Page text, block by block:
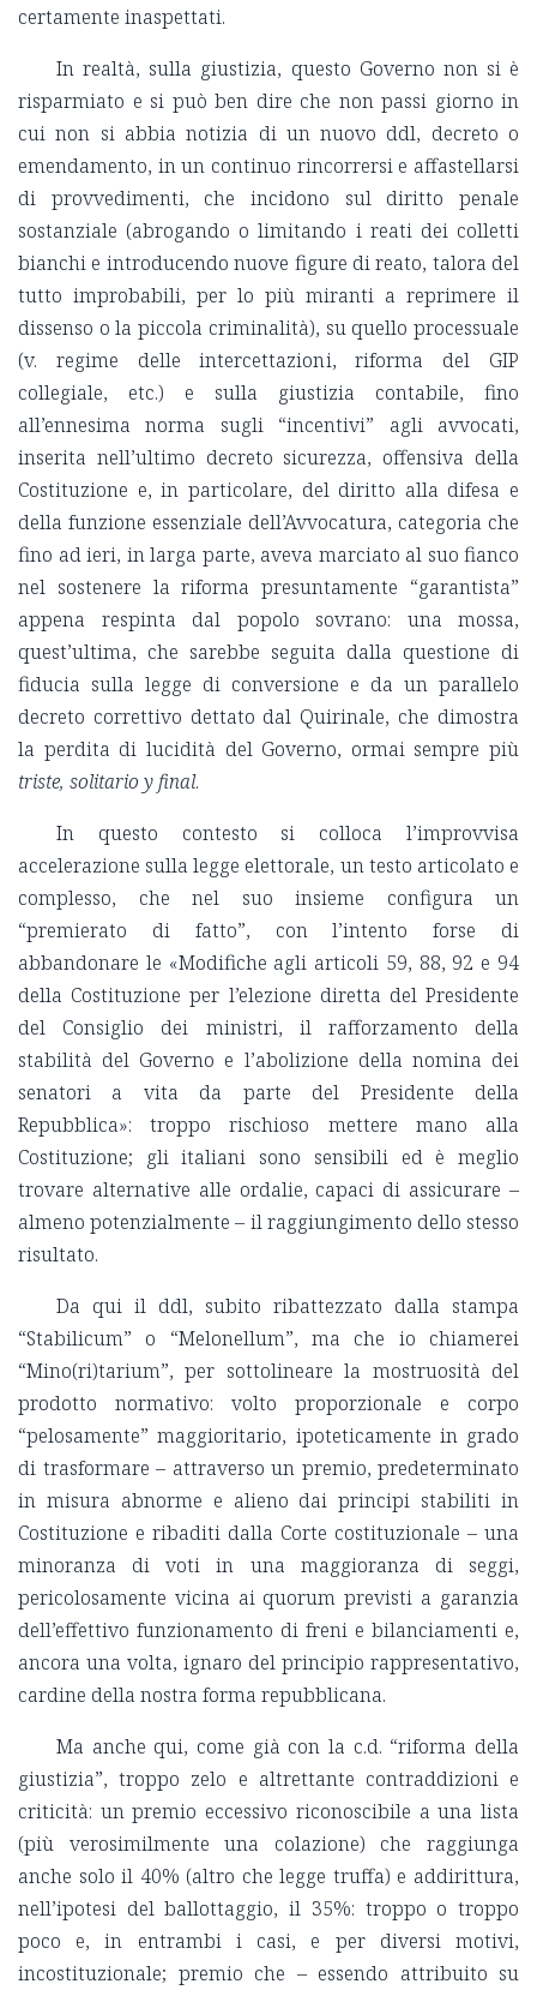
certamente inaspettati.
In realtà, sulla giustizia, questo Governo non si è
risparmiato e si può ben dire che non passi giorno in
cui non si abbia notizia di un nuovo ddl, decreto o
emendamento, in un continuo rincorrersi e affastellarsi
di provvedimenti, che incidono sul diritto penale
sostanziale (abrogando o limitando i reati dei colletti
bianchi e introducendo nuove figure di reato, talora del
tutto improbabili, per lo più miranti a reprimere il
dissenso o la piccola criminalità), su quello processuale
(v. regime delle intercettazioni, riforma del GIP
collegiale, etc.) e sulla giustizia contabile, fino
all’ennesima norma sugli “incentivi” agli avvocati,
inserita nell’ultimo decreto sicurezza, offensiva della
Costituzione e, in particolare, del diritto alla difesa e
della funzione essenziale dell’Avvocatura, categoria che
fino ad ieri, in larga parte, aveva marciato al suo fianco
nel sostenere la riforma presuntamente “garantista”
appena respinta dal popolo sovrano: una mossa,
quest’ultima, che sarebbe seguita dalla questione di
fiducia sulla legge di conversione e da un parallelo
decreto correttivo dettato dal Quirinale, che dimostra
la perdita di lucidità del Governo, ormai sempre più
triste, solitario y final.
In questo contesto si colloca l’improvvisa
accelerazione sulla legge elettorale, un testo articolato e
complesso, che nel suo insieme configura un
“premierato di fatto”, con l’intento forse di
abbandonare le «Modifiche agli articoli 59, 88, 92 e 94
della Costituzione per l’elezione diretta del Presidente
del Consiglio dei ministri, il rafforzamento della
stabilità del Governo e l’abolizione della nomina dei
senatori a vita da parte del Presidente della
Repubblica»: troppo rischioso mettere mano alla
Costituzione; gli italiani sono sensibili ed è meglio
trovare alternative alle ordalie, capaci di assicurare –
almeno potenzialmente – il raggiungimento dello stesso
risultato.
Da qui il ddl, subito ribattezzato dalla stampa
“Stabilicum” o “Melonellum”, ma che io chiamerei
“Mino(ri)tarium”, per sottolineare la mostruosità del
prodotto normativo: volto proporzionale e corpo
“pelosamente” maggioritario, ipoteticamente in grado
di trasformare – attraverso un premio, predeterminato
in misura abnorme e alieno dai principi stabiliti in
Costituzione e ribaditi dalla Corte costituzionale – una
minoranza di voti in una maggioranza di seggi,
pericolosamente vicina ai quorum previsti a garanzia
dell’effettivo funzionamento di freni e bilanciamenti e,
ancora una volta, ignaro del principio rappresentativo,
cardine della nostra forma repubblicana.
Ma anche qui, come già con la c.d. “riforma della
giustizia”, troppo zelo e altrettante contraddizioni e
criticità: un premio eccessivo riconoscibile a una lista
(più verosimilmente una colazione) che raggiunga
anche solo il 40% (altro che legge truffa) e addirittura,
nell’ipotesi del ballottaggio, il 35%: troppo o troppo
poco e, in entrambi i casi, e per diversi motivi,
incostituzionale; premio che – essendo attribuito su